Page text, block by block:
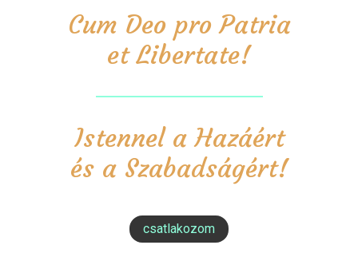
Cum Deo pro Patria
et Libertate!
Istennel a Hazáért
és a Szabadságért!
csatlakozom